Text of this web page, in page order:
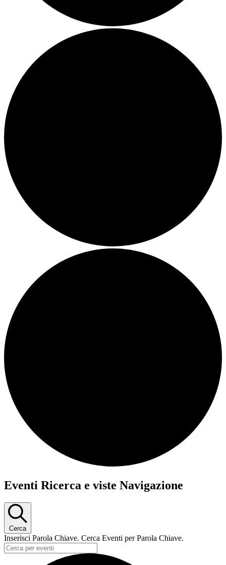
Eventi
21
Settembre
2024
Eventi Ricerca e viste Navigazione
Cerca
Inserisci Parola Chiave. Cerca Eventi per Parola Chiave.